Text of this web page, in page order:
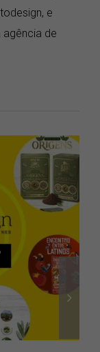
e
agência de